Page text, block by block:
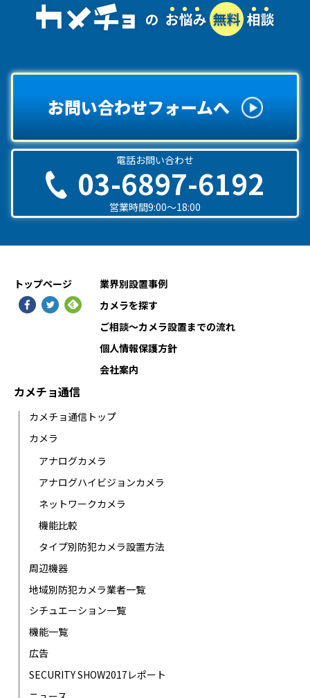
お問い合わせフォームへ
電話お問い合わせ
03-6897-6192
営業時間9:00〜18:00
トップページ
業界別設置事例
カメラを探す
ご相談〜カメラ設置までの流れ
個人情報保護方針
会社案内
カメチョ通信
カメチョ通信トップ
カメラ
アナログカメラ
アナログハイビジョンカメラ
ネットワークカメラ
機能比較
タイプ別防犯カメラ設置方法
周辺機器
地域別防犯カメラ業者一覧
シチュエーション一覧
機能一覧
広告
SECURITY SHOW2017レポート